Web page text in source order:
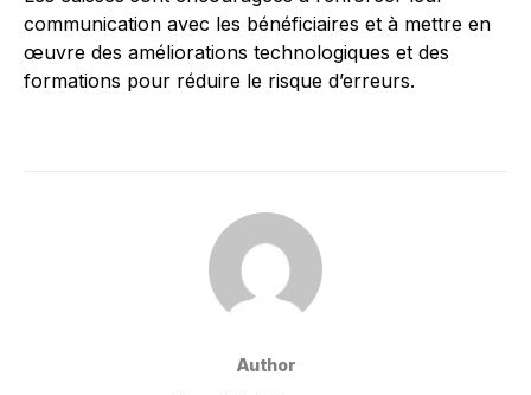
communication avec les bénéficiaires et à mettre en
œuvre des améliorations technologiques et des
formations pour réduire le risque d’erreurs.
Author